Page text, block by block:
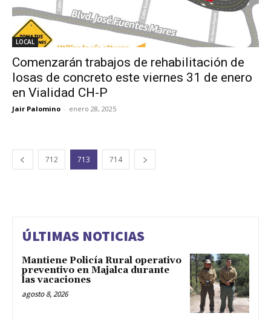
LOCAL
Comenzarán trabajos de rehabilitación de
losas de concreto este viernes 31 de enero
en Vialidad CH-P
Jair Palomino - enero 28, 2025
712 713 714
ÚLTIMAS NOTICIAS
Mantiene Policía Rural operativo
preventivo en Majalca durante
las vacaciones
agosto 8, 2026